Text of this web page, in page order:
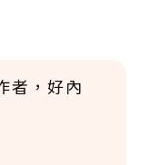
者，好內